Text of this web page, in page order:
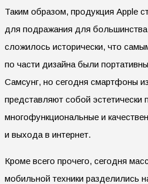
Таким образом, продукция Apple
для подражания для большинства
сложилось исторически, что
по части дизайна были
Самсунг, но сегодня смартфоны
представляют собой эстетически
многофункциональные и
и выхода в интернет.
Кроме всего прочего, сегодня
мобильной техники разделились